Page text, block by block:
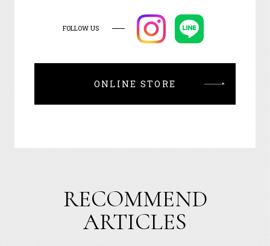
FOLLOW US
ONLINE STORE
RECOMMEND
ARTICLES